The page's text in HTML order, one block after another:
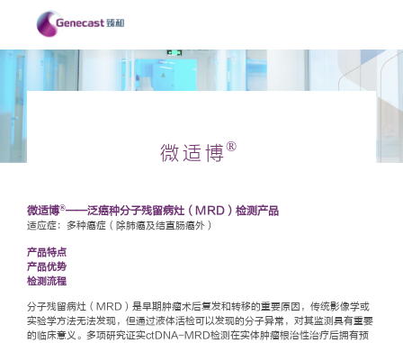
微适博®
微适博®——泛癌种分子残留病灶（MRD）检测产品
适应症：多种癌症（除肺癌及结直肠癌外）
产品特点
产品优势
检测流程
分子残留病灶（MRD）是早期肿瘤术后复发和转移的重要原因，传统影像学或
实验学方法无法发现，但通过液体活检可以发现的分子异常，对其监测具有重要
的临床意义。多项研究证实ctDNA-MRD检测在实体肿瘤根治性治疗后拥有预